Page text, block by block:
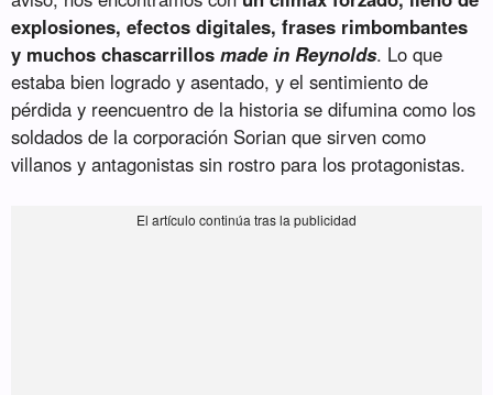
explosiones, efectos digitales, frases rimbombantes
y muchos chascarrillosmade in Reynolds. Lo que
estaba bien logrado y asentado, y el sentimiento de
pérdida y reencuentro de la historia se difumina como los
soldados de la corporación Sorian que sirven como
villanos y antagonistas sin rostro para los protagonistas.